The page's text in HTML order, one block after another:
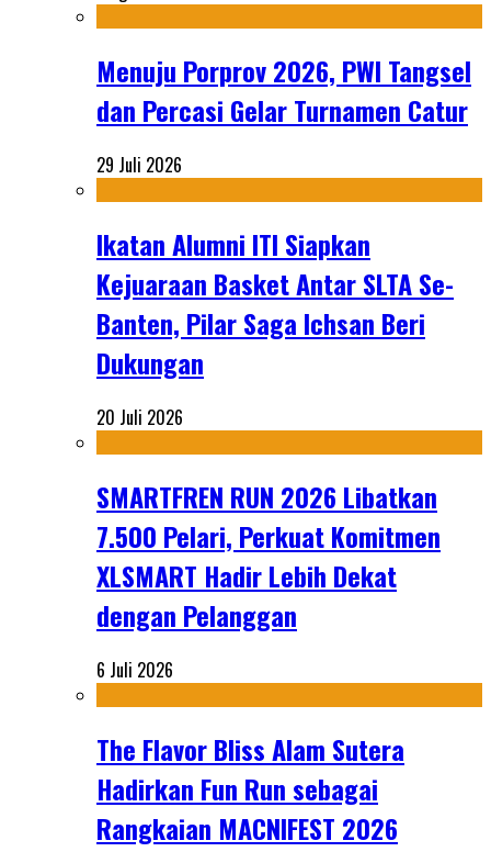
Menuju Porprov 2026, PWI Tangsel
dan Percasi Gelar Turnamen Catur
29 Juli 2026
Ikatan Alumni ITI Siapkan
Kejuaraan Basket Antar SLTA Se-
Banten, Pilar Saga Ichsan Beri
Dukungan
20 Juli 2026
SMARTFREN RUN 2026 Libatkan
7.500 Pelari, Perkuat Komitmen
XLSMART Hadir Lebih Dekat
dengan Pelanggan
6 Juli 2026
The Flavor Bliss Alam Sutera
Hadirkan Fun Run sebagai
Rangkaian MACNIFEST 2026